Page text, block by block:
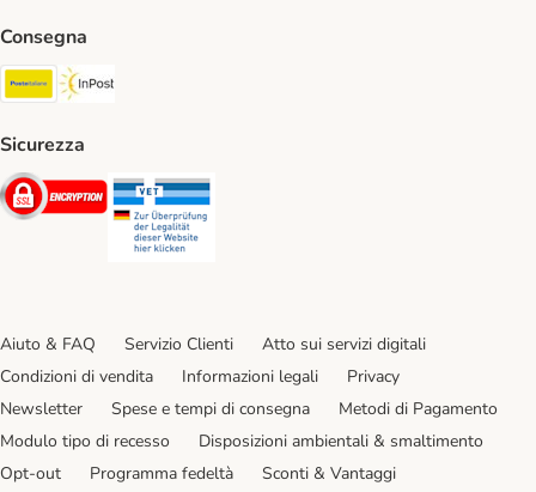
Consegna
Poste Italiane. Shipping Method
Sicurezza
Security
Aiuto & FAQ Servizio Clienti
Atto sui servizi digitali
Condizioni di vendita
Informazioni legali
Privacy
Newsletter
Spese e tempi di consegna
Metodi di Pagamento
Modulo tipo di recesso
Disposizioni ambientali & smaltimento
Opt-out
Programma fedeltà Sconti & Vantaggi